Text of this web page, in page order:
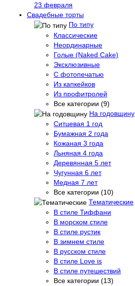
23 февраля
Свадебные торты
По типу
Классические
Неординарные
Голые (Naked Cake)
Эксклюзивные
С фотопечатью
Из капкейков
Из профитролей
Все категории (9)
На годовщину
Ситцевая 1 год
Бумажная 2 года
Кожаная 3 года
Льняная 4 года
Деревянная 5 лет
Чугунная 6 лет
Медная 7 лет
Все категории (10)
Тематические
В стиле Тиффани
В морском стиле
В стиле рустик
В зимнем стиле
В русском стиле
В стиле Love is
В стиле путешествий
Все категории (13)